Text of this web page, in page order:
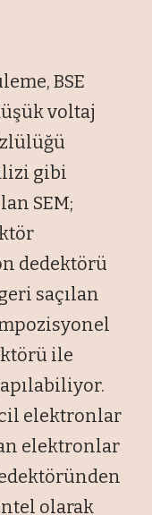
BSE
voltaj
gibi
SEM;
dedektörü
saçılan
ile
elektronlar
elektronlar
olarak